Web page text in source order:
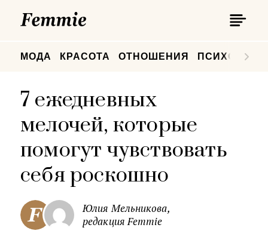
МОДА КРАСОТА ОТНОШЕНИЯ
7 ежедневных
мелочей, которые
помогут чувствовать
себя роскошно
Юлия Мельникова,
редакция Femmie